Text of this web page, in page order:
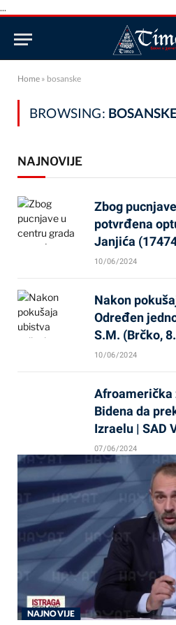
...
Home » bosanske
BROWSING: BOSANSKE
NAJNOVIJE
Zbog
potvrđena
Janjića
10/06/2024
Nakon
Određen
S.M. (Brčko,
10/06/2024
Afroamerička
Bidena da
Izraelu | SAD
07/06/2024
NAJNOVIJE